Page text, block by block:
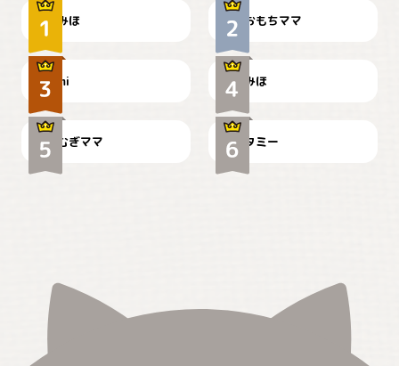
みほ おもちママ
可愛い？
mi
見てるぞぉ
みほ
🌻とむぎ！
むぎママ
ドーベルマンのお友達邸に
て
タミー